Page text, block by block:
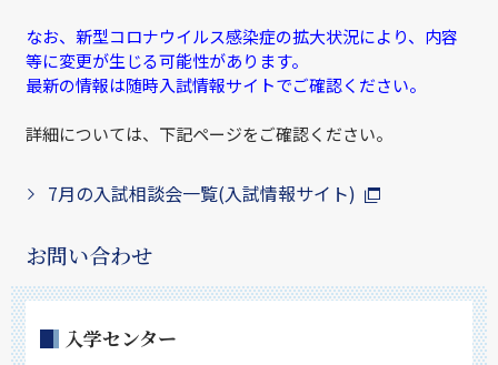
なお、新型コロナウイルス感染症の拡大状況により、内容
等に変更が生じる可能性があります。
最新の情報は随時入試情報サイトでご確認ください。
詳細については、下記ページをご確認ください。
7月の入試相談会一覧(入試情報サイト)
お問い合わせ
入学センター